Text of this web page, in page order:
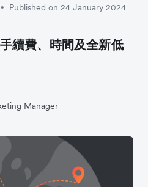
• Published on 24 January 2024
續費、時間及全新低
Manager